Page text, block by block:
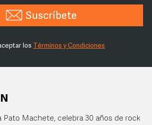
Suscríbete
los Términos y Condiciones
Pato Machete, celebra 30 años de rock